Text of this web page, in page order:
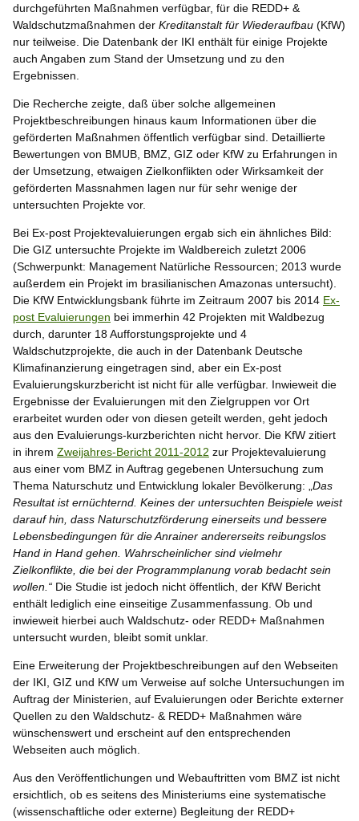
durchgeführten Maßnahmen verfügbar, für die REDD+ &
Waldschutzmaßnahmen der Kreditanstalt für Wiederaufbau (KfW)
nur teilweise. Die Datenbank der IKI enthält für einige Projekte
auch Angaben zum Stand der Umsetzung und zu den
Ergebnissen.
Die Recherche zeigte, daß über solche allgemeinen
Projektbeschreibungen hinaus kaum Informationen über die
geförderten Maßnahmen öffentlich verfügbar sind. Detaillierte
Bewertungen von BMUB, BMZ, GIZ oder KfW zu Erfahrungen in
der Umsetzung, etwaigen Zielkonflikten oder Wirksamkeit der
geförderten Massnahmen lagen nur für sehr wenige der
untersuchten Projekte vor.
Bei Ex-post Projektevaluierungen ergab sich ein ähnliches Bild:
Die GIZ untersuchte Projekte im Waldbereich zuletzt 2006
(Schwerpunkt: Management Natürliche Ressourcen; 2013 wurde
außerdem ein Projekt im brasilianischen Amazonas untersucht).
Die KfW Entwicklungsbank führte im Zeitraum 2007 bis 2014 Ex-
post Evaluierungen bei immerhin 42 Projekten mit Waldbezug
durch, darunter 18 Aufforstungsprojekte und 4
Waldschutzprojekte, die auch in der Datenbank Deutsche
Klimafinanzierung eingetragen sind, aber ein Ex-post
Evaluierungskurzbericht ist nicht für alle verfügbar. Inwieweit die
Ergebnisse der Evaluierungen mit den Zielgruppen vor Ort
erarbeitet wurden oder von diesen geteilt werden, geht jedoch
aus den Evaluierungs-kurzberichten nicht hervor. Die KfW zitiert
in ihrem Zweijahres-Bericht 2011-2012 zur Projektevaluierung
aus einer vom BMZ in Auftrag gegebenen Untersuchung zum
Thema Naturschutz und Entwicklung lokaler Bevölkerung: „ Das
Resultat ist ernüchternd. Keines der untersuchten Beispiele weist
darauf hin, dass Naturschutzförderung einerseits und bessere
Lebensbedingungen für die Anrainer andererseits reibungslos
Hand in Hand gehen. Wahrscheinlicher sind vielmehr
Zielkonflikte, die bei der Programmplanung vorab bedacht sein
wollen.“ Die Studie ist jedoch nicht öffentlich, der KfW Bericht
enthält lediglich eine einseitige Zusammenfassung. Ob und
inwieweit hierbei auch Waldschutz- oder REDD+ Maßnahmen
untersucht wurden, bleibt somit unklar.
Eine Erweiterung der Projektbeschreibungen auf den Webseiten
der IKI, GIZ und KfW um Verweise auf solche Untersuchungen im
Auftrag der Ministerien, auf Evaluierungen oder Berichte externer
Quellen zu den Waldschutz- & REDD+ Maßnahmen wäre
wünschenswert und erscheint auf den entsprechenden
Webseiten auch möglich.
Aus den Veröffentlichungen und Webauftritten vom BMZ ist nicht
ersichtlich, ob es seitens des Ministeriums eine systematische
(wissenschaftliche oder externe) Begleitung der REDD+